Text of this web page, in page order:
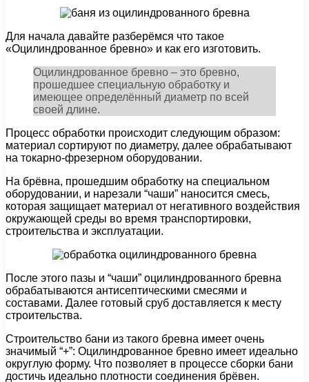
Для начала давайте разберёмся что такое
«Оцилиндрованное бревно» и как его изготовить.
Оцилиндрованное бревно – это бревно,
прошедшее специальную обработку и
имеющее определённый диаметр по всей
своей длине.
Процесс обработки происходит следующим образом:
материал сортируют по диаметру, далее обрабатывают
на токарно-фрезерном оборудовании.
На брёвна, прошедшим обработку на специальном
оборудовании, и нарезали “чаши” наносится смесь,
которая защищает материал от негативного воздействия
окружающей среды во время транспортировки,
строительства и эксплуатации.
После этого пазы и “чаши” оцилиндрованного бревна
обрабатываются антисептическими смесями и
составами. Далее готовый сруб доставляется к месту
строительства.
Строительство бани из такого бревна имеет очень
значимый “+”: Оцилиндрованное бревно имеет идеально
округлую форму. Что позволяет в процессе сборки бани
достичь идеально плотности соединения брёвен.